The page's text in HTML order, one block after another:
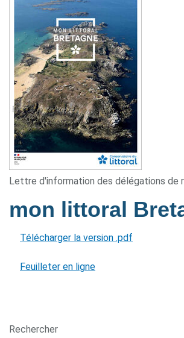
Lettre d'information des délégations de
mon littoral
Télécharger la version .pdf
Feuilleter en ligne
Rechercher